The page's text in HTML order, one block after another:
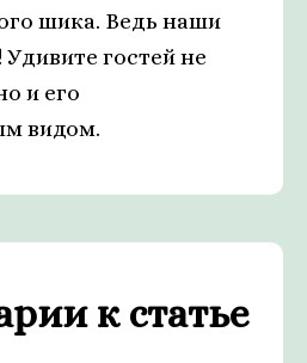
шика. Ведь наши
гостей не
и его
видом.
к статье